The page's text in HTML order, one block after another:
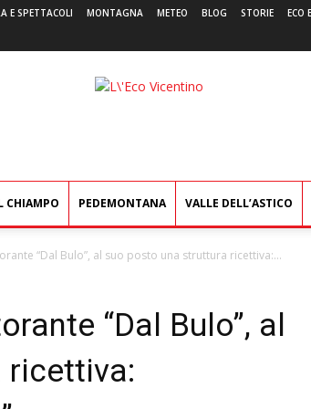
E SPETTACOLI MONTAGNA METEO BLOG STORIE ECO
L'Eco
CHIAMPO PEDEMONTANA VALLE DELL’ASTICO
“Dal Bulo”, al suo posto una struttura ricettiva:...
“Dal Bulo”, al
ricettiva: